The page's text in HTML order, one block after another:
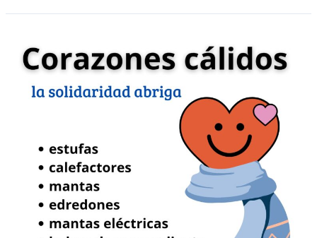
del
concierto
benéfico
Adopta
Mayor!